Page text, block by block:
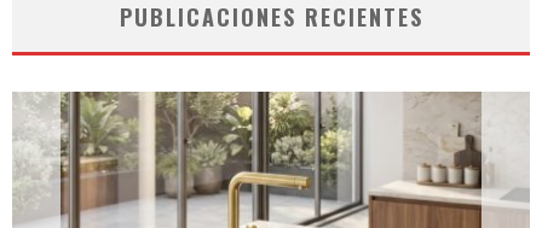
PUBLICACIONES RECIENTES